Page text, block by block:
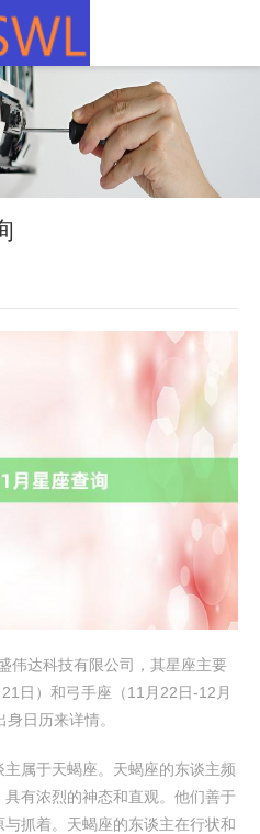
伟达科技有限公司，其星座主要
日）和弓手座（11月22日-12月
日历来详情。
属于天蝎座。天蝎座的东谈主频
有浓烈的神态和直观。他们善于
抓着。天蝎座的东谈主在行状和